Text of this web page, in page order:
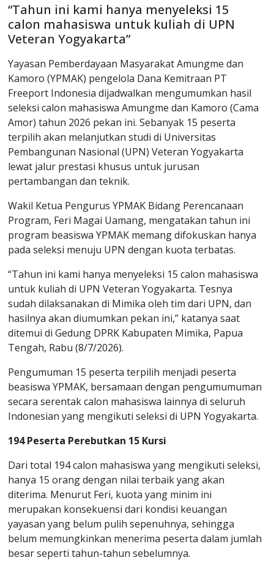
“Tahun ini kami hanya menyeleksi 15
calon mahasiswa untuk kuliah di UPN
Veteran Yogyakarta”
Yayasan Pemberdayaan Masyarakat Amungme dan
Kamoro (YPMAK) pengelola Dana Kemitraan PT
Freeport Indonesia dijadwalkan mengumumkan hasil
seleksi calon mahasiswa Amungme dan Kamoro (Cama
Amor) tahun 2026 pekan ini. Sebanyak 15 peserta
terpilih akan melanjutkan studi di Universitas
Pembangunan Nasional (UPN) Veteran Yogyakarta
lewat jalur prestasi khusus untuk jurusan
pertambangan dan teknik.
Wakil Ketua Pengurus YPMAK Bidang Perencanaan
Program, Feri Magai Uamang, mengatakan tahun ini
program beasiswa YPMAK memang difokuskan hanya
pada seleksi menuju UPN dengan kuota terbatas.
“Tahun ini kami hanya menyeleksi 15 calon mahasiswa
untuk kuliah di UPN Veteran Yogyakarta. Tesnya
sudah dilaksanakan di Mimika oleh tim dari UPN, dan
hasilnya akan diumumkan pekan ini,” katanya saat
ditemui di Gedung DPRK Kabupaten Mimika, Papua
Tengah, Rabu (8/7/2026).
Pengumuman 15 peserta terpilih menjadi peserta
beasiswa YPMAK, bersamaan dengan pengumumuman
secara serentak calon mahasiswa lainnya di seluruh
Indonesian yang mengikuti seleksi di UPN Yogyakarta.
194 Peserta Perebutkan 15 Kursi
Dari total 194 calon mahasiswa yang mengikuti seleksi,
hanya 15 orang dengan nilai terbaik yang akan
diterima. Menurut Feri, kuota yang minim ini
merupakan konsekuensi dari kondisi keuangan
yayasan yang belum pulih sepenuhnya, sehingga
belum memungkinkan menerima peserta dalam jumlah
besar seperti tahun-tahun sebelumnya.